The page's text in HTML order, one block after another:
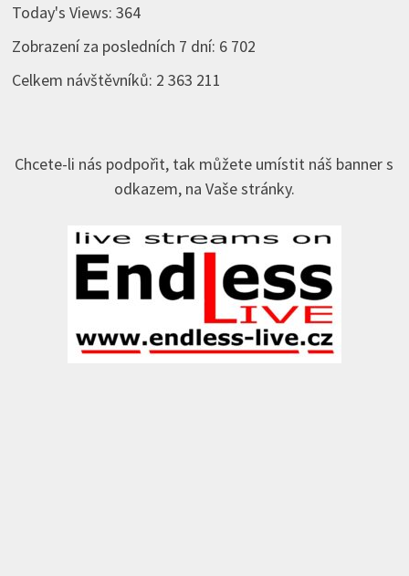
Today's Views: 364
Zobrazení za posledních 7 dní: 6 702
Celkem návštěvníků: 2 363 211
Chcete-li nás podpořit, tak můžete umístit náš banner s
odkazem, na Vaše stránky.